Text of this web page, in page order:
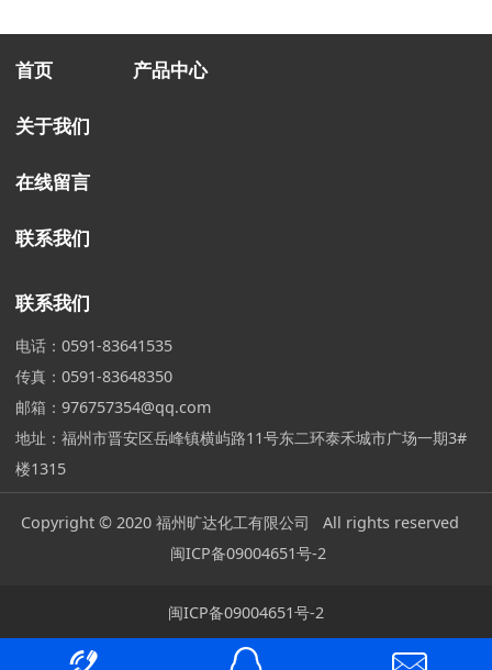
首页
关于我们
在线留言
联系我们
产品中心
联系我们
电话：0591-83641535
传真：0591-83648350
邮箱：976757354@qq.com
地址：福州市晋安区岳峰镇横屿路11号东二环泰禾城市广场一期3#
楼1315
Copyright © 2020 福州旷达化工有限公司 All rights reserved
闽ICP备09004651号-2
闽ICP备09004651号-2